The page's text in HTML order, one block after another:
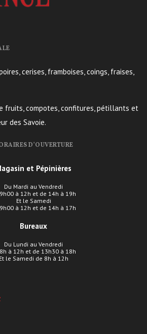
cerises, framboises, coings, fraises,
fruits, compotes, confitures, pétillants et
des Savoie.
D’OUVERTURE
et Pépinières
Du Mardi au Vendredi
à 12h et de 14h à 19h
Et le Samedi
à 12h et de 14h à 17h
Bureaux
Du Lundi au Vendredi
à 12h et de 13h30 à 18h
Et le Samedi de 8h à 12h